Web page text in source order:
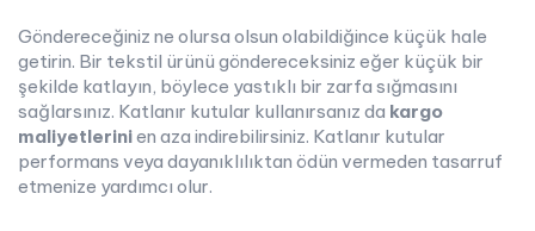
Göndereceğiniz ne olursa olsun olabildiğince küçük hale
getirin. Bir tekstil ürünü göndereceksiniz eğer küçük bir
şekilde katlayın, böylece yastıklı bir zarfa sığmasını
sağlarsınız. Katlanır kutular kullanırsanız da kargo
maliyetlerinien aza indirebilirsiniz. Katlanır kutular
performans veya dayanıklılıktan ödün vermeden tasarruf
etmenize yardımcı olur.